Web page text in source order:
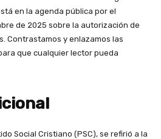
en la agenda pública por el
de 2025 sobre la autorización de
Contrastamos y enlazamos las
que cualquier lector pueda
Social Cristiano (PSC), se refirió a la